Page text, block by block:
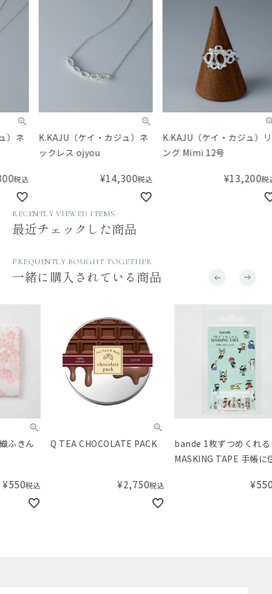
K.KAJU（ケイ・カジュ）ネ
ックレス ojyou
14,300税込
K.KAJU（ケイ・カジュ）リ
ング Mimi 12号
13,200税込
RECENTLY VIEWED ITEMS
最近チェックした商品
FREQUENTLY BOUGHT TOGETHER
一緒に購入されている商品
Q TEA CHOCOLATE PACK
税込
bande 1枚ずつめくれる
MASKING TAPE 手帳に住む
ィ